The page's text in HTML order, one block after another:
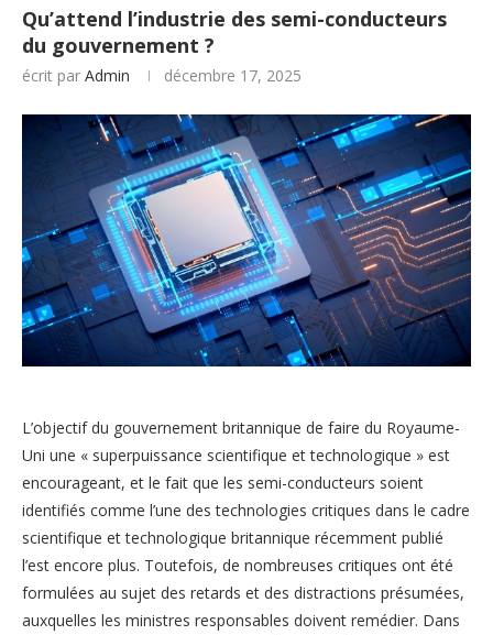
Qu’attend l’industrie des semi-conducteurs
du gouvernement ?
écrit par Admin décembre 17, 2025
L’objectif du gouvernement britannique de faire du Royaume-
Uni une « superpuissance scientifique et technologique » est
encourageant, et le fait que les semi-conducteurs soient
identifiés comme l’une des technologies critiques dans le cadre
scientifique et technologique britannique récemment publié
l’est encore plus. Toutefois, de nombreuses critiques ont été
formulées au sujet des retards et des distractions présumées,
auxquelles les ministres responsables doivent remédier. Dans